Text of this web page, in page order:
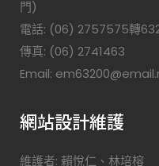
門)
電話: (06) 2757575轉
傳真: (06) 2741463
Email:
網站設計維護
維護者: 賴悅仁、林培榕